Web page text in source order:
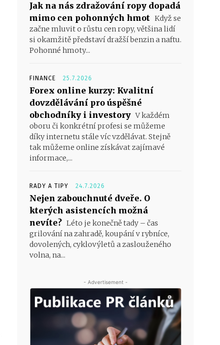
Jak na nás zdražování ropy dopadá
mimo cen pohonných hmot Když se
začne mluvit o růstu cen ropy, většina lidí
si okamžitě představí dražší benzin a naftu.
Pohonné hmoty...
FINANCE 25.7.2026
Forex online kurzy: Kvalitní
dovzdělávání pro úspěšné
obchodníky i investory V každém
oboru či konkrétní profesi se můžeme
díky internetu stále víc vzdělávat. Stejně
tak můžeme online získávat zajímavé
informace,...
RADY A TIPY 24.7.2026
Nejen zabouchnuté dveře. O
kterých asistencích možná
nevíte? Léto je konečně tady – čas
grilování na zahradě, koupání v rybníce,
dovolených, cyklovýletů a zaslouženého
volna, na...
- Advertisement -